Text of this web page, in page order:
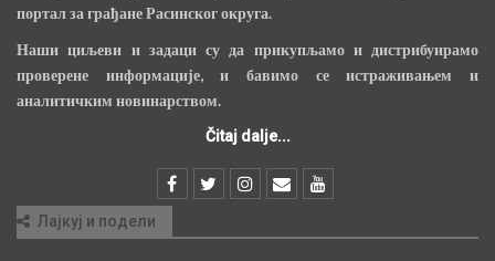
портал за грађане Расинског округа.
Наши циљеви и задаци су да прикупљамо и дистрибуирамо
проверене информације, и бавимо се истраживањем и
аналитичким новинарством.
Čitaj dalje...
Лајкуј и подели